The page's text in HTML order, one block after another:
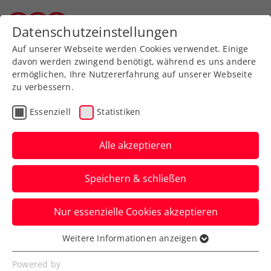
Zurück zur Newsübersicht
Turniere
Generali Open Kitzbühel:
Erler dreht Doppelduell
gegen Thiem
Der Titelverteidiger steht damit beim ATP-
Turnier in Tirol mit Andreas Mies im
Viertelfinale.
Verfasst von: Manuel Wachta, 24.07.2024
Datenschutzeinstellungen
Auf unserer Webseite werden Cookies verwendet. Einige
davon werden zwingend benötigt, während es uns andere
ermöglichen, Ihre Nutzererfahrung auf unserer Webseite
zu verbessern.
Essenziell Statistiken
Alle akzeptieren
Speichern & schließen
Nur essenzielle Cookies akzeptieren
Essenziell
Essenzielle Cookies werden für grundlegende
Weitere Informationen anzeigen
Powered by